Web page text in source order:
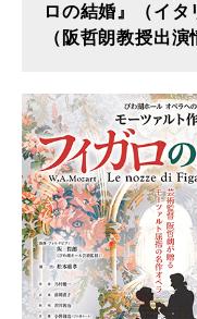
ロの結婚』（イタ
（阪哲朗教授出演